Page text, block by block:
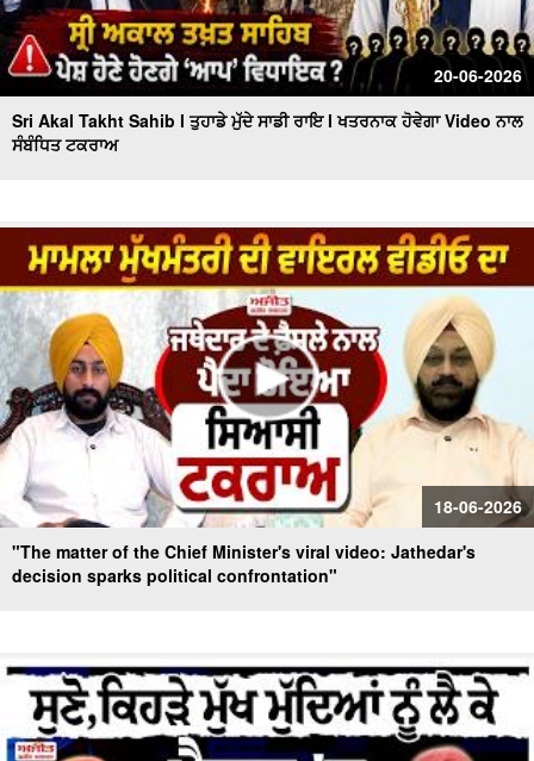
20-06-2026
Sri Akal Takht Sahib l ਤੁਹਾਡੇ ਮੁੱਦੇ ਸਾਡੀ ਰਾਇ l ਖਤਰਨਾਕ ਹੋਵੇਗਾ Video ਨਾਲ
ਸੰਬੰਧਿਤ ਟਕਰਾਅ
18-06-2026
"The matter of the Chief Minister's viral video: Jathedar's
decision sparks political confrontation"